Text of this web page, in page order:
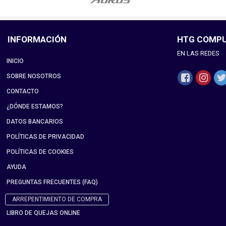
INFORMACIÓN
INICIO
SOBRE NOSOTROS
CONTACTO
¿DÓNDE ESTAMOS?
DATOS BANCARIOS
POLÍTICAS DE PRIVACIDAD
POLÍTICAS DE COOKIES
AYUDA
PREGUNTAS FRECUENTES (FAQ)
ARREPENTIMIENTO DE COMPRA
LIBRO DE QUEJAS ONLINE
HTG
EN LAS REDES